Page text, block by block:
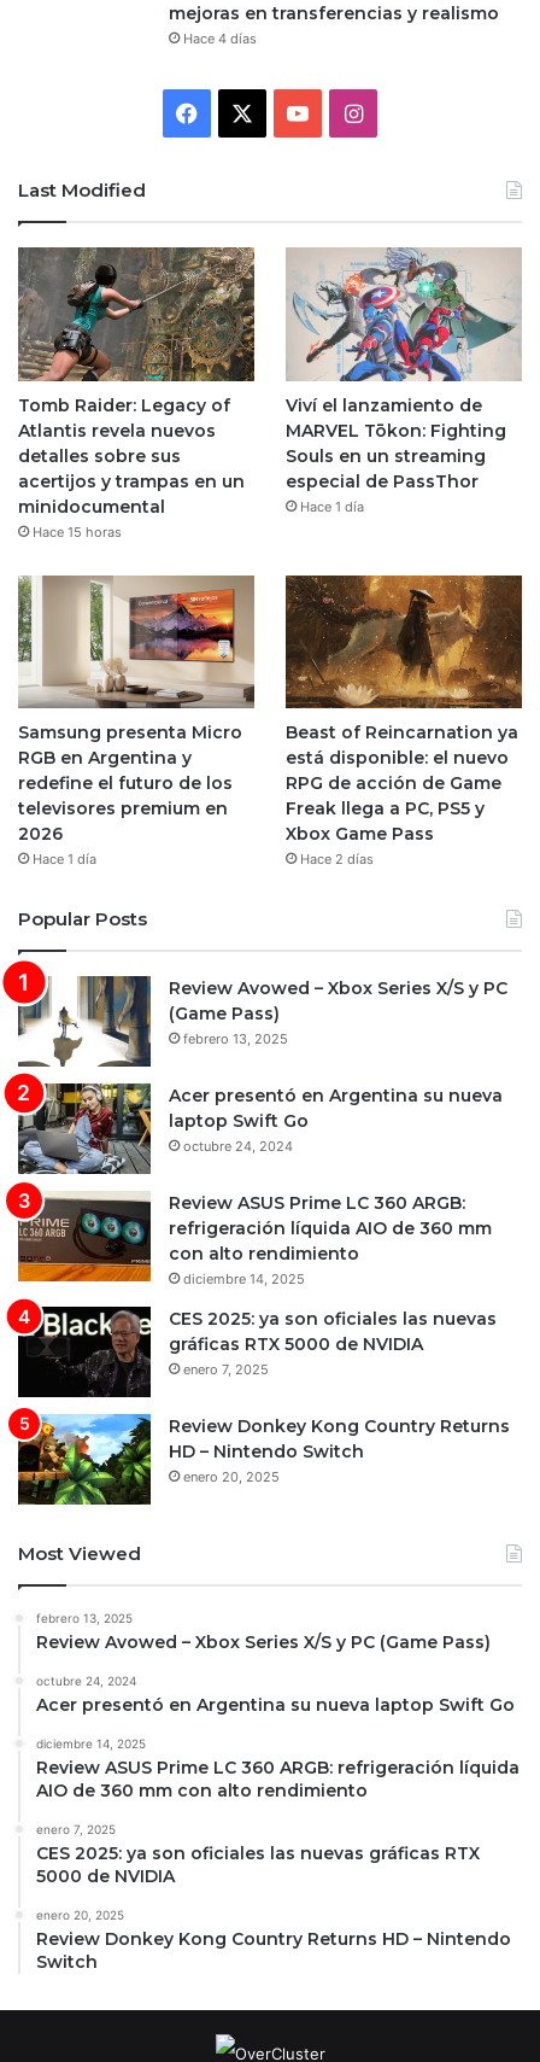
mejoras en transferencias y realismo
Hace 4 días
Facebook YouTubeInstagram
Last Modified
Tomb Raider: Legacy of
Atlantis revela nuevos
detalles sobre sus
acertijos y trampas en un
minidocumental
Hace 15 horas
Viví el lanzamiento de
MARVEL Tōkon: Fighting
Souls en un streaming
especial de PassThor
Hace 1 día
Samsung presenta Micro
RGB en Argentina y
redefine el futuro de los
televisores premium en
2026
Hace 1 día
Beast of Reincarnation ya
está disponible: el nuevo
RPG de acción de Game
Freak llega a PC, PS5 y
Xbox Game Pass
Hace 2 días
Popular Posts
Review Avowed – Xbox Series X/S y PC
(Game Pass)
febrero 13, 2025
Acer presentó en Argentina su nueva
laptop Swift Go
octubre 24, 2024
Review ASUS Prime LC 360 ARGB:
refrigeración líquida AIO de 360 mm
con alto rendimiento
diciembre 14, 2025
CES 2025: ya son oficiales las nuevas
gráficas RTX 5000 de NVIDIA
enero 7, 2025
Review Donkey Kong Country Returns
HD – Nintendo Switch
enero 20, 2025
Most Viewed
febrero 13, 2025
Review Avowed – Xbox Series X/S y PC (Game Pass)
octubre 24, 2024
Acer presentó en Argentina su nueva laptop Swift Go
diciembre 14, 2025
Review ASUS Prime LC 360 ARGB: refrigeración líquida
AIO de 360 mm con alto rendimiento
enero 7, 2025
CES 2025: ya son oficiales las nuevas gráficas RTX
5000 de NVIDIA
enero 20, 2025
Review Donkey Kong Country Returns HD – Nintendo
Switch